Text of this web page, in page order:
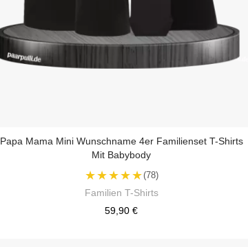
Papa Mama Mini Wunschname 4er Familienset T-Shirts
Mit Babybody
★★★★★(78)
Familien T-Shirts
59,90 €